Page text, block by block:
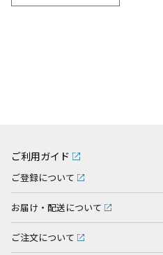
ご利用ガイド
ご登録について
お届け・配送について
ご注文について